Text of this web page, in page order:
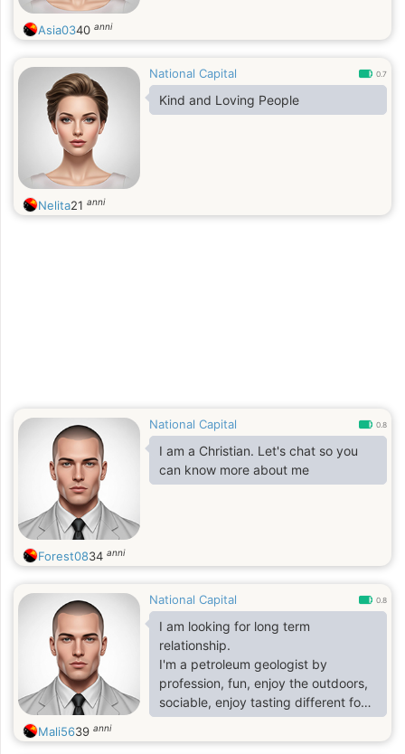
Asia0340 anni
National Capital 0.7
Kind and Loving People
Nelita21 anni
National Capital 0.8
I am a Christian. Let's chat so you
can know more about me
Forest0834 anni
National Capital 0.8
I am looking for long term
relationship.
I'm a petroleum geologist by
profession, fun, enjoy the outdoors,
sociable, enjoy tasting different food
etc..
Mali5639 anni